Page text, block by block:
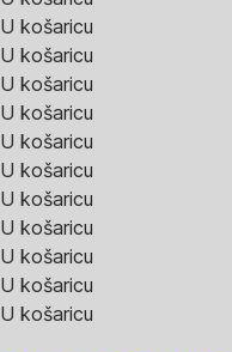
U košaricu
U košaricu
U košaricu
U košaricu
U košaricu
U košaricu
U košaricu
U košaricu
U košaricu
U košaricu
U košaricu